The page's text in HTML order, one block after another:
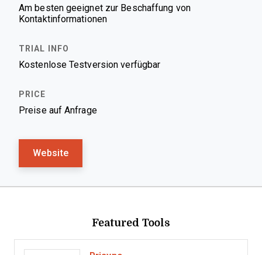
Am besten geeignet zur Beschaffung von
Kontaktinformationen
Kostenlose Testversion verfügbar
Preise auf Anfrage
Website
Featured Tools